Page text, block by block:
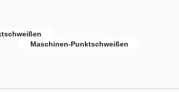
Maschinen-Punktschweißen